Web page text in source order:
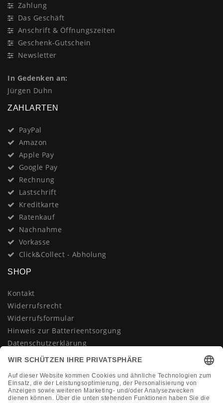
Zahlung
Das Geschäft
Anschrift & Öffnungszeiten
Geschenk-Gutschein
Newsletter
In Gedenken an:
Jürgen Duhn
ZAHLARTEN
PayPal
Amazon
Apple Pay
Google Pay
Rechnung
Lastschrift
Kreditkarte
Ratenkauf
Nachnahme
Vorkasse
Click&Collect - Abholung
SHOP
Kontakt
Widerrufsrecht
Widerrufsformular
Hinweis zur Batterieentsorgung
Datenschutzerklärung
AGB
Vertrag widerrufen